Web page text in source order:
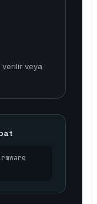
verilir veya